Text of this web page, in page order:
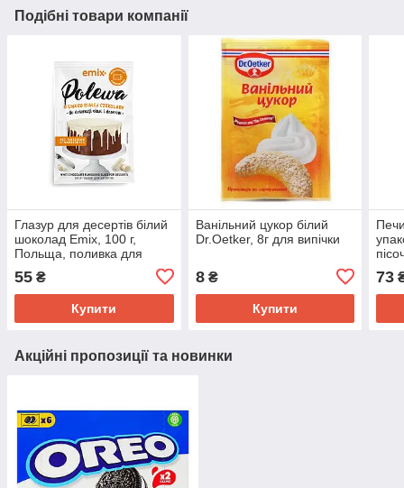
Подібні товари компанії
Глазур для десертів білий
шоколад Emix, 100 г,
Польща, поливка для
55 ₴
Купити
Ванільний цукор білий
Dr.Oetker, 8г для випічки
8₴
Купити
73
Акційні пропозиції та новинки